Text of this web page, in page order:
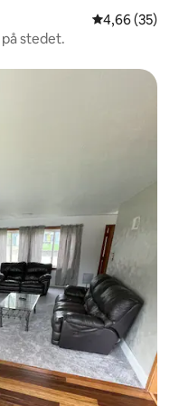
4,66 ud af 5 i
4,66 (35)
stedet.